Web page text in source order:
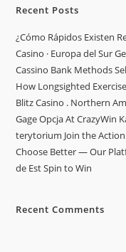
Recent Posts
¿Cómo Rápidos Existen
Casino · Europa del Sur
Cassino Bank Methods
How Longsighted
Blitz Casino . Northern
Gage Opcja At CrazyWin
terytorium Join the Action
Choose Better — Our
de Est Spin to Win
Recent Comments